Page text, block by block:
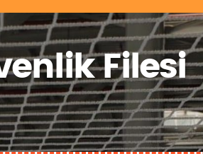
Filesi